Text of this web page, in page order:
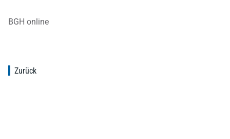
BGH online
Zurück